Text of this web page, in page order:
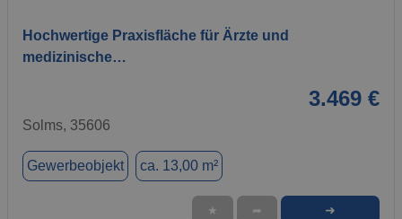
Hochwertige Praxisfläche für Ärzte und
medizinische…
3.469 €
Solms, 35606
Gewerbeobjekt ca. 13,00 m²
★ ➦ ➜